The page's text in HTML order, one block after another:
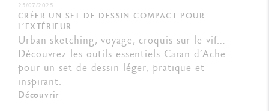
25/07/2025
CRÉER UN SET DE DESSIN COMPACT POUR
L’EXTÉRIEUR
Urban sketching, voyage, croquis sur le vif…
Découvrez les outils essentiels Caran d’Ache
pour un set de dessin léger, pratique et
inspirant.
Découvrir